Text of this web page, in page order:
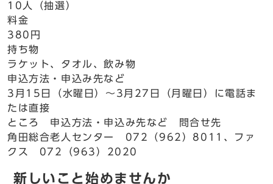
10人（抽選）
料金
380円
持ち物
ラケット、タオル、飲み物
申込方法・申込み先など
3月15日（水曜日）～3月27日（月曜日）に電話ま
たは直接
ところ 申込方法・申込み先など 問合せ先
角田総合老人センター 072（962）8011、ファ
クス 072（963）2020
新しいこと始めませんか